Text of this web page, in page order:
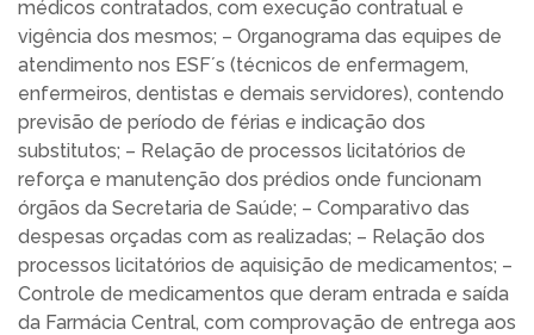
médicos contratados, com execução contratual e
vigência dos mesmos; – Organograma das equipes de
atendimento nos ESF´s (técnicos de enfermagem,
enfermeiros, dentistas e demais servidores), contendo
previsão de período de férias e indicação dos
substitutos; – Relação de processos licitatórios de
reforça e manutenção dos prédios onde funcionam
órgãos da Secretaria de Saúde; – Comparativo das
despesas orçadas com as realizadas; – Relação dos
processos licitatórios de aquisição de medicamentos; –
Controle de medicamentos que deram entrada e saída
da Farmácia Central, com comprovação de entrega aos